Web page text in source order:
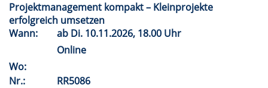
Projektmanagement kompakt – Kleinprojekte
erfolgreich umsetzen
Wann:
ab Di. 10.11.2026, 18.00 Uhr
Online
Wo:
Nr.:
RR5086